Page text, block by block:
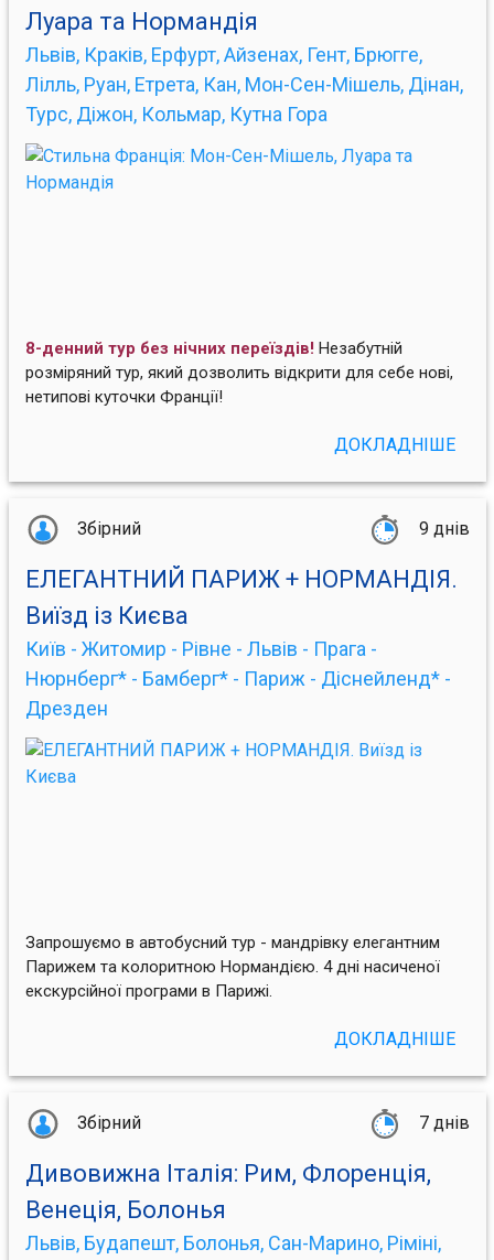
Луара та Нормандія
Львів, Краків, Ерфурт, Айзенах, Гент, Брюгге,
Лілль, Руан, Етрета, Кан, Мон-Cен-Мішель, Дінан,
Турс, Діжон, Кольмар, Кутна Гора
8-денний тур без нічних переїздів!Незабутній
розміряний тур, який дозволить відкрити для себе нові,
нетипові куточки Франції!
ДОКЛАДНІШЕ
Збірний 9 днів
ЕЛЕГАНТНИЙ ПАРИЖ + НОРМАНДІЯ.
Виїзд із Києва
Київ - Житомир - Рівне - Львів - Прага -
Нюрнберг* - Бамберг* - Париж - Діснейленд* -
Дрезден
Запрошуємо в автобусний тур - мандрівку елегантним
Парижем та колоритною Нормандією. 4 дні насиченої
екскурсійної програми в Парижі.
ДОКЛАДНІШЕ
Збірний 7 днів
Дивовижна Італія: Рим, Флоренція,
Венеція, Болонья
Львів, Будапешт, Болонья, Сан-Марино, Ріміні,